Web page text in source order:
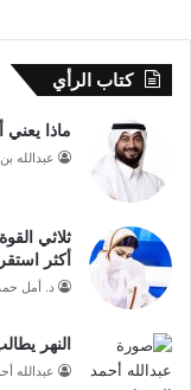
كتاب الرأي
ماذا يعني
عبدالله
ثلاثي
أكثر
د. أمل
النهر
عبدالله